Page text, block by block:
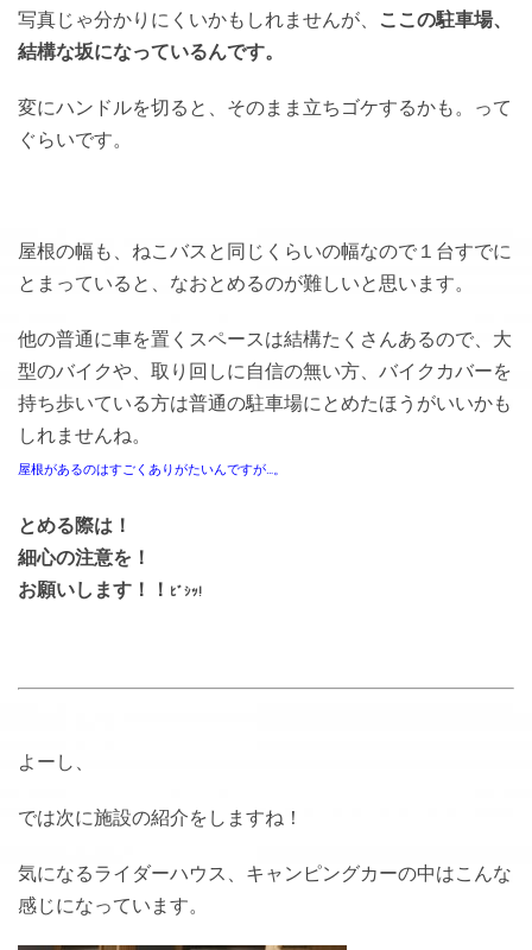
写真じゃ分かりにくいかもしれませんが、
ここの駐車場、
結構な坂になっているんです。
変にハンドルを切ると、そのまま立ちゴケするかも。って
ぐらいです。
屋根の幅も、ねこバスと同じくらいの幅なので１台すでに
とまっていると、なおとめるのが難しいと思います。
他の普通に車を置くスペースは結構たくさんあるので、大
型のバイクや、取り回しに自信の無い方、バイクカバーを
持ち歩いている方は普通の駐車場にとめたほうがいいかも
しれませんね。
屋根があるのはすごくありがたいんですが…。
とめる際は！
細心の注意を！
お願いします！！ ﾋﾞｼｯ!
よーし、
では次に施設の紹介をしますね！
気になるライダーハウス、キャンピングカーの中はこんな
感じになっています。